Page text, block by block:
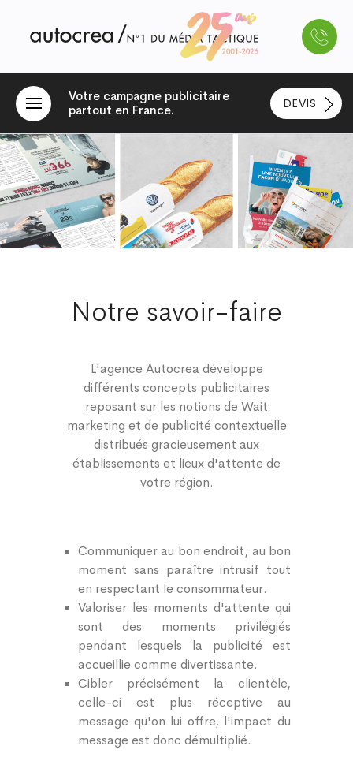
Votre campagne publicitaire
partout en France.
DEVIS
Notre savoir-faire
L'agence Autocrea développe
différents concepts publicitaires
reposant sur les notions de Wait
marketing et de publicité contextuelle
distribués gracieusement aux
établissements et lieux d'attente de
votre région.
Communiquer au bon endroit, au bon
moment sans paraître intrusif tout
en respectant le consommateur.
Valoriser les moments d'attente qui
sont des moments privilégiés
pendant lesquels la publicité est
accueillie comme divertissante.
Cibler précisément la clientèle,
celle-ci est plus réceptive au
message qu'on lui offre, l'impact du
message est donc démultiplié.